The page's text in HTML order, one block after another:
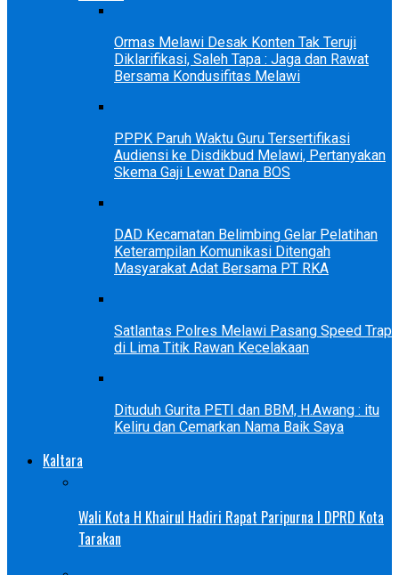
Ormas Melawi Desak Konten Tak Teruji
Diklarifikasi, Saleh Tapa : Jaga dan Rawat
Bersama Kondusifitas Melawi
PPPK Paruh Waktu Guru Tersertifikasi
Audiensi ke Disdikbud Melawi, Pertanyakan
Skema Gaji Lewat Dana BOS
DAD Kecamatan Belimbing Gelar Pelatihan
Keterampilan Komunikasi Ditengah
Masyarakat Adat Bersama PT RKA
Satlantas Polres Melawi Pasang Speed Trap
di Lima Titik Rawan Kecelakaan
Dituduh Gurita PETI dan BBM, H.Awang : itu
Keliru dan Cemarkan Nama Baik Saya
Kaltara
Wali Kota H Khairul Hadiri Rapat Paripurna I DPRD Kota
Tarakan